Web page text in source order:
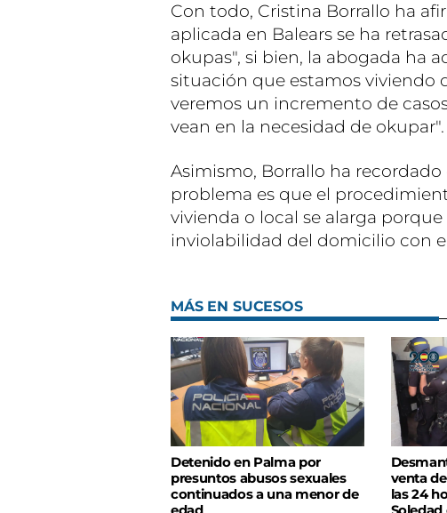
Con todo, Cristina Borrallo ha
aplicada en Balears se ha
okupas", si bien, la abogada ha
situación que estamos viviendo
veremos un incremento de
vean en la necesidad de okupar".
Asimismo, Borrallo ha recordado
problema es que el
vivienda o local se alarga
inviolabilidad del domicilio con
MÁS EN SUCESOS
Detenido en Palma por
presuntos abusos sexuales
continuados a una menor de
venta
las 24